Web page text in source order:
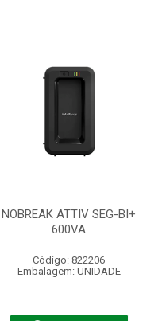
NOBREAK ATTIV SEG-BI+
600VA
Código: 822206
Embalagem: UNIDADE